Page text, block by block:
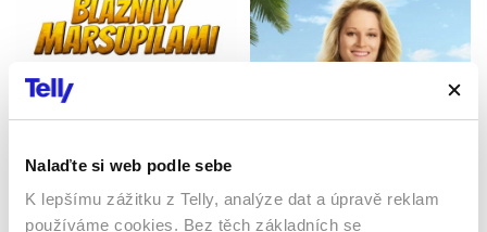
Nalaďte si web podle sebe
K lepšímu zážitku z Telly, analýze dat a úpravě reklam
používáme cookies. Bez těch základních se
Bláznivý Marsupilami